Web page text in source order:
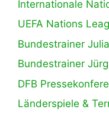
Internationale
UEFA Nations
Bundestrainer
Bundestrainer
DFB
Länderspiele &